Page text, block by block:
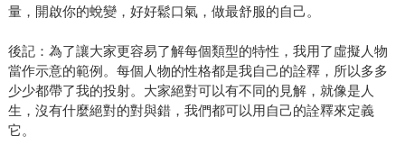
量，開啟你的蛻變，好好鬆口氣，做最舒服的自己。
後記：為了讓大家更容易了解每個類型的特性，我用了虛擬人物
當作示意的範例。每個人物的性格都是我自己的詮釋，所以多多
少少都帶了我的投射。大家絕對可以有不同的見解，就像是人
生，沒有什麼絕對的對與錯，我們都可以用自己的詮釋來定義
它。